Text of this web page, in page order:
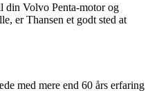
din Volvo Penta-motor og
er Thansen et godt sted at
med mere end 60 års erfaring